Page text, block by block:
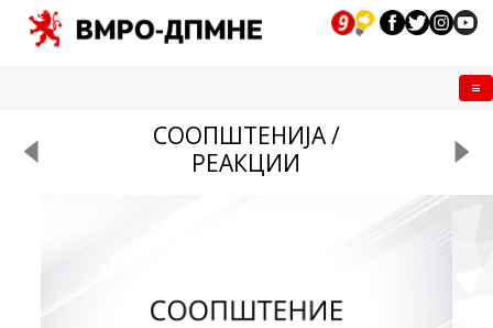
СООПШТЕНИЈА /
РЕАКЦИИ